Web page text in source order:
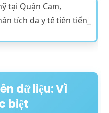
dữ liệu: Vì
biệt